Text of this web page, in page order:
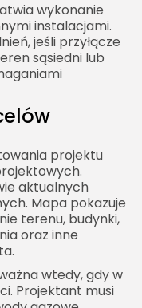
wykonanie
instalacjami.
jeśli przyłącze
sąsiedni lub
projektu
aktualnych
Mapa pokazuje
terenu, budynki,
oraz inne
wtedy, gdy w
Projektant musi